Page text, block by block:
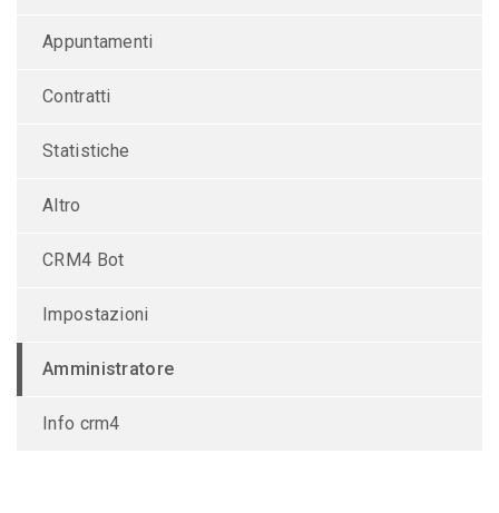
Appuntamenti
Contratti
Statistiche
Altro
CRM4 Bot
Impostazioni
Amministratore
Info crm4